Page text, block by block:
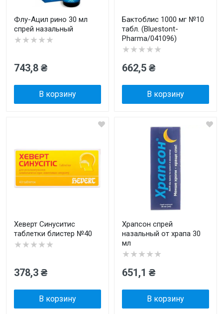
Флу-Ацил рино 30 мл
спрей назальный
★★★★★
743,8 ₴
В корзину
Бактоблис 1000 мг №10
табл. (Bluestont-
Pharma/041096)
★★★★★
662,5 ₴
В корзину
Хеверт Синуситис
таблетки блистер №40
★★★★★
378,3 ₴
В корзину
Храпсон спрей
назальный от храпа 30
мл
★★★★★
651,1 ₴
В корзину